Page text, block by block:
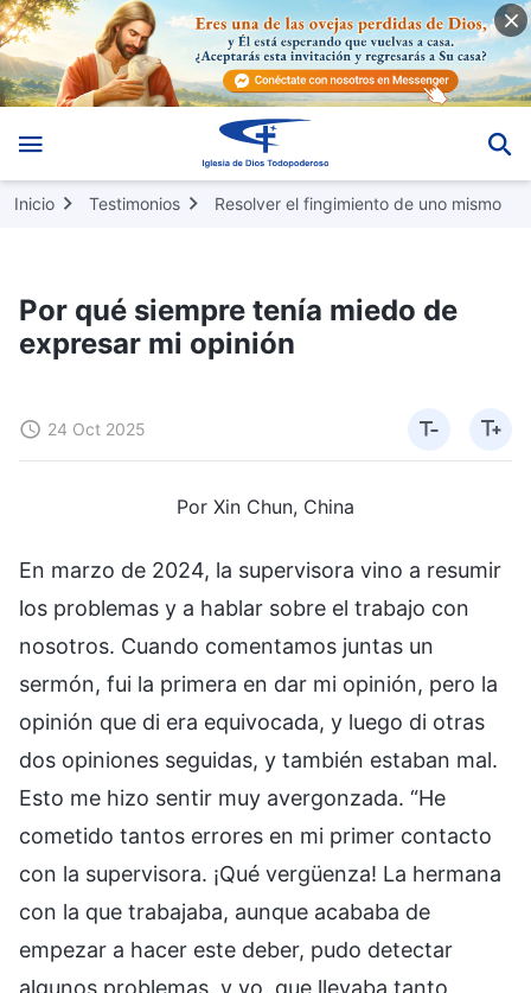
Inicio Testimonios Resolver el fingimiento de uno mismo
Por qué siempre tenía miedo de
expresar mi opinión
24 Oct 2025
Por Xin Chun, China
En marzo de 2024, la supervisora vino a resumir
los problemas y a hablar sobre el trabajo con
nosotros. Cuando comentamos juntas un
sermón, fui la primera en dar mi opinión, pero la
opinión que di era equivocada, y luego di otras
dos opiniones seguidas, y también estaban mal.
Esto me hizo sentir muy avergonzada. “He
cometido tantos errores en mi primer contacto
con la supervisora. ¡Qué vergüenza! La hermana
con la que trabajaba, aunque acababa de
empezar a hacer este deber, pudo detectar
algunos problemas, y yo, que llevaba tanto